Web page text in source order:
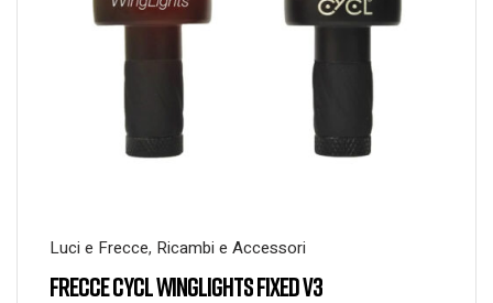
Luci e Frecce, Ricambi e Accessori
FRECCE CYCL WINGLIGHTS FIXED V3